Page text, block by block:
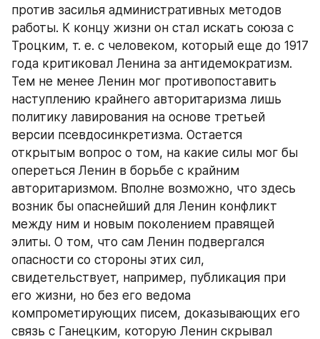
против засилья административных методов
работы. К концу жизни он стал искать союза с
Троцким, т. е. с человеком, который еще до 1917
года критиковал Ленина за антидемократизм.
Тем не менее Ленин мог противопоставить
наступлению крайнего авторитаризма лишь
политику лавирования на основе третьей
версии псевдосинкретизма. Остается
открытым вопрос о том, на какие силы мог бы
опереться Ленин в борьбе с крайним
авторитаризмом. Вполне возможно, что здесь
возник бы опаснейший для Ленин конфликт
между ним и новым поколением правящей
элиты. О том, что сам Ленин подвергался
опасности со стороны этих сил,
свидетельствует, например, публикация при
его жизни, но без его ведома
компрометирующих писем, доказывающих его
связь с Ганецким, которую Ленин скрывал